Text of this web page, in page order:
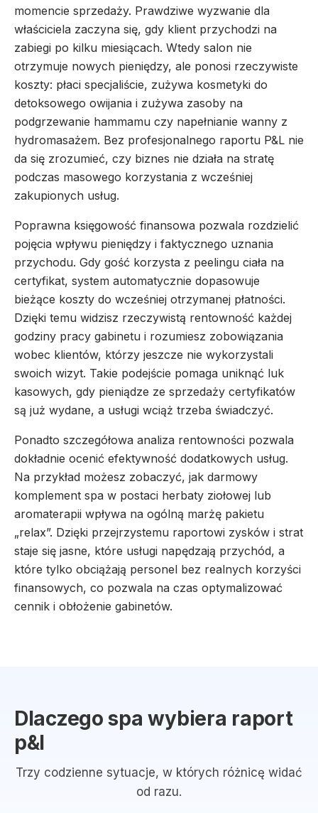
momencie sprzedaży. Prawdziwe wyzwanie dla
właściciela zaczyna się, gdy klient przychodzi na
zabiegi po kilku miesiącach. Wtedy salon nie
otrzymuje nowych pieniędzy, ale ponosi rzeczywiste
koszty: płaci specjaliście, zużywa kosmetyki do
detoksowego owijania i zużywa zasoby na
podgrzewanie hammamu czy napełnianie wanny z
hydromasażem. Bez profesjonalnego raportu P&L nie
da się zrozumieć, czy biznes nie działa na stratę
podczas masowego korzystania z wcześniej
zakupionych usług.
Poprawna księgowość finansowa pozwala rozdzielić
pojęcia wpływu pieniędzy i faktycznego uznania
przychodu. Gdy gość korzysta z peelingu ciała na
certyfikat, system automatycznie dopasowuje
bieżące koszty do wcześniej otrzymanej płatności.
Dzięki temu widzisz rzeczywistą rentowność każdej
godziny pracy gabinetu i rozumiesz zobowiązania
wobec klientów, którzy jeszcze nie wykorzystali
swoich wizyt. Takie podejście pomaga uniknąć luk
kasowych, gdy pieniądze ze sprzedaży certyfikatów
są już wydane, a usługi wciąż trzeba świadczyć.
Ponadto szczegółowa analiza rentowności pozwala
dokładnie ocenić efektywność dodatkowych usług.
Na przykład możesz zobaczyć, jak darmowy
komplement spa w postaci herbaty ziołowej lub
aromaterapii wpływa na ogólną marżę pakietu
„relax”. Dzięki przejrzystemu raportowi zysków i strat
staje się jasne, które usługi napędzają przychód, a
które tylko obciążają personel bez realnych korzyści
finansowych, co pozwala na czas optymalizować
cennik i obłożenie gabinetów.
Dlaczego spa wybiera raport
p&l
Trzy codzienne sytuacje, w których różnicę widać
od razu.